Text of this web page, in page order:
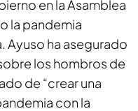
en la Asamblea
la pandemia
Ayuso ha asegurado
los hombros de
de “crear una
con la